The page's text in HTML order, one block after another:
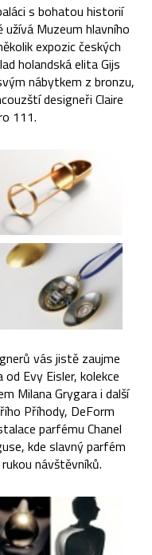
s bohatou historií
Muzeum hlavního
expozic českých
holandská elita Gijs
nábytkem z bronzu,
designeři Claire
111.
vás jistě zaujme
Evy Eisler, kolekce
Milana Grygara i další
Příhody, DeForm
parfému Chanel
kde slavný parfém
návštěvníků.